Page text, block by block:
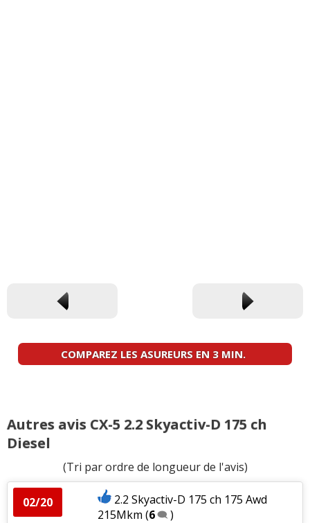
COMPAREZ LES ASUREURS EN 3 MIN.
Autres avis CX-5 2.2 Skyactiv-D 175 ch
Diesel
(Tri par ordre de longueur de l'avis)
02/20
2.2 Skyactiv-D 175 ch 175 Awd
215Mkm (6 )